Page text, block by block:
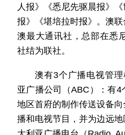
人报》《悉尼先驱晨报》
报》《堪培拉时报》。澳
澳最大通讯社，总部在悉
社结为联社。
澳有3个广播电视管
亚广播公司（ABC）：有4
地区首府的制作传送设备
播和电视节目，并为边远